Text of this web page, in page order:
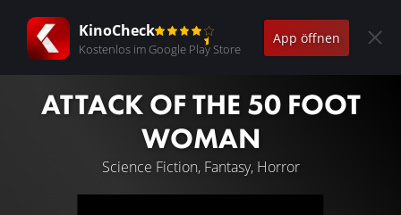
KinoCheck
Kostenlos im Google Play Store
App öffnen
ATTACK OF THE 50 FOOT
WOMAN
Science Fiction, Fantasy, Horror